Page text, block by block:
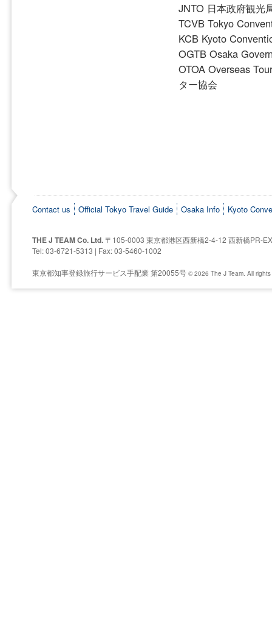
JNTO 日本政府観光
TCVB Tokyo
KCB Kyoto
OGTB Osaka
OTOA Overseas
ター協会
Contact us Official Tokyo Travel Guide Osaka Info Kyoto
THE J TEAM Co. Ltd. 〒105-0003 東京都港区西新橋2-4-12 西新橋PR-
Tel: 03-6721-5313 | Fax: 03-5460-1002
東京都知事登録旅行サービス手配業 第20055号 © 2026 The J Team. All